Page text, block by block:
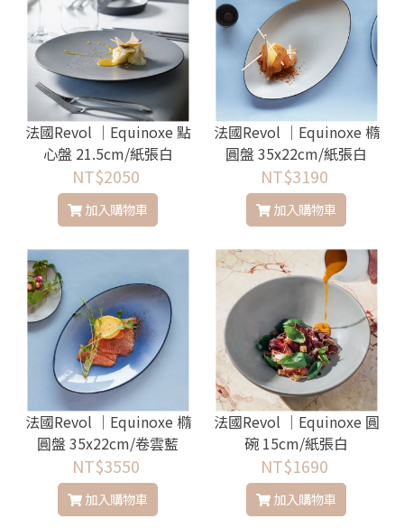
法國Revol │Equinoxe 點
心盤 21.5cm/紙張白
NT$2050
加入購物車
法國Revol │Equinoxe 橢
圓盤 35x22cm/紙張白
NT$3190
加入購物車
法國Revol │Equinoxe 橢
圓盤 35x22cm/卷雲藍
NT$3550
加入購物車
法國Revol │Equinoxe 圓
碗 15cm/紙張白
NT$1690
加入購物車